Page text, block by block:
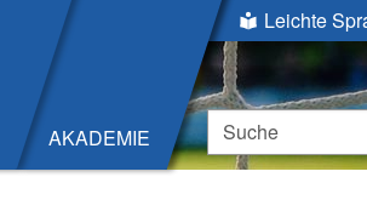
AKADEMIE
Leichte
Suche